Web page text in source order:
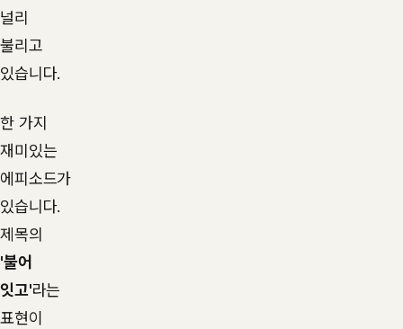
널리
불리고
있습니다.
한 가지
재미있는
에피소드가
있습니다.
제목의
'불어
잇고'라는
표현이